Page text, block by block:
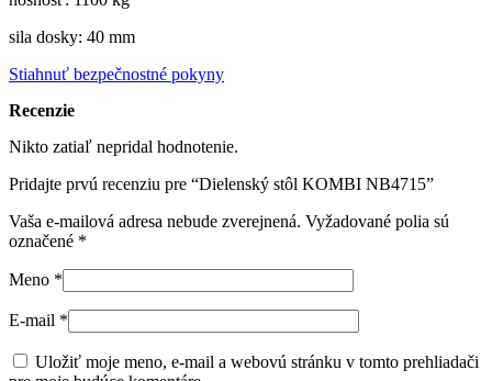
sila dosky: 40 mm
Stiahnuť bezpečnostné pokyny
Recenzie
Nikto zatiaľ nepridal hodnotenie.
Pridajte prvú recenziu pre “Dielenský stôl KOMBI NB4715”
Vaša e-mailová adresa nebude zverejnená. Vyžadované polia sú
označené *
Meno *
E-mail *
Uložiť moje meno, e-mail a webovú stránku v tomto prehliadači